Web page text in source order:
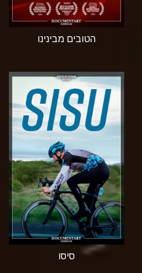
הטובים מבינינו
סיסו